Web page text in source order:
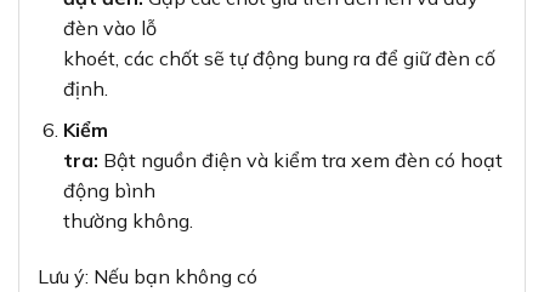
đèn vào lỗ
khoét, các chốt sẽ tự động bung ra để giữ đèn cố
định.
Kiểm
tra: Bật nguồn điện và kiểm tra xem đèn có hoạt
động bình
thường không.
Lưu ý: Nếu bạn không có